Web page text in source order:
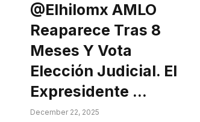
@elhilomx AMLO
Reaparece Tras 8
Meses Y Vota
Elección Judicial. El
Expresidente …
December 22, 2025